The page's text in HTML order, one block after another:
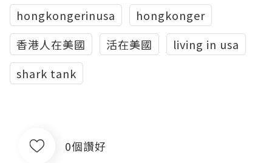
hongkongerinusa
hongkonger
香港人在美國
活在美國
living in usa
shark tank
0個讚好